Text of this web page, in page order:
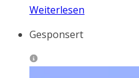
Weiterlesen
Gesponsert